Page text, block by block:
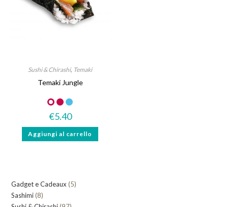
Sushi & Chirashi, Temaki
Temaki Jungle
€5.40
Aggiungi al carrello
Gadget e Cadeaux 55
Sashimi 88